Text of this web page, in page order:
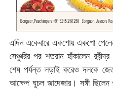
এদিন একেবারে একশোয় একশো
সেঞ্চুরির পর শতরান হাঁকালেন
শেষ পর্যন্ত লড়াই করেও দলকে
আক্ষেপ ঘুচল জাদেজার। সঙ্গী ছিলেন